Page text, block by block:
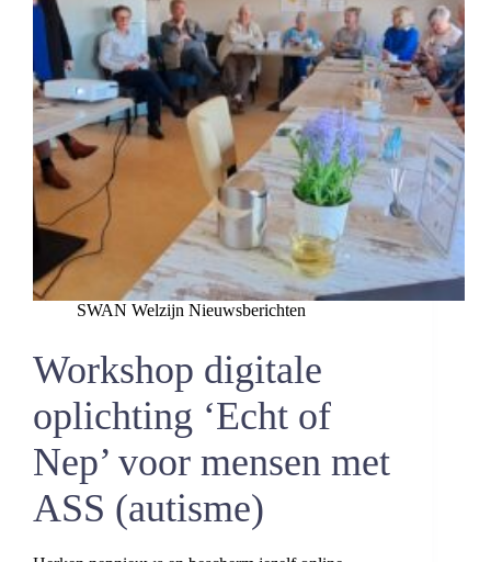
SWAN Welzijn Nieuwsberichten
Workshop digitale
oplichting ‘Echt of
Nep’ voor mensen met
ASS (autisme)